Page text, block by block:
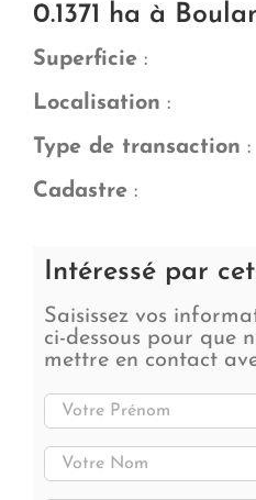
0.1371 ha à
Superficie :
Localisation :
Type de transaction :
Cadastre :
Intéressé par
Saisissez vos
ci-dessous pour que
mettre en contact